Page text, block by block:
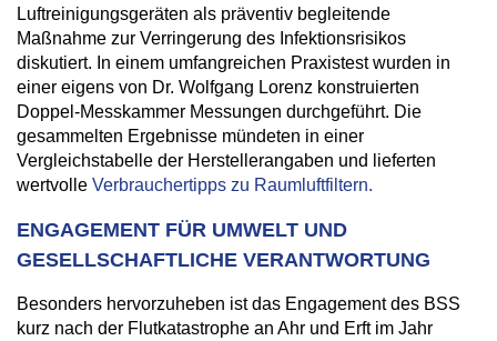
Luftreinigungsgeräten als präventiv begleitende
Maßnahme zur Verringerung des Infektionsrisikos
diskutiert. In einem umfangreichen Praxistest wurden in
einer eigens von Dr. Wolfgang Lorenz konstruierten
Doppel-Messkammer Messungen durchgeführt. Die
gesammelten Ergebnisse mündeten in einer
Vergleichstabelle der Herstellerangaben und lieferten
wertvolle Verbrauchertipps zu Raumluftfiltern.
ENGAGEMENT FÜR UMWELT UND
GESELLSCHAFTLICHE VERANTWORTUNG
Besonders hervorzuheben ist das Engagement des BSS
kurz nach der Flutkatastrophe an Ahr und Erft im Jahr